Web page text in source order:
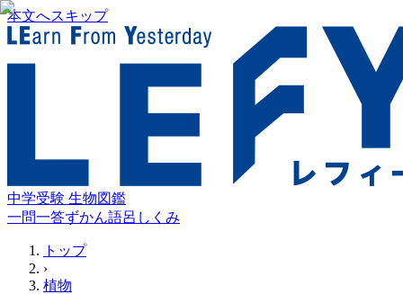
本文へスキップ
中学受験 生物図鑑
一問一答ずかん語呂 しくみ
トップ
›
植物